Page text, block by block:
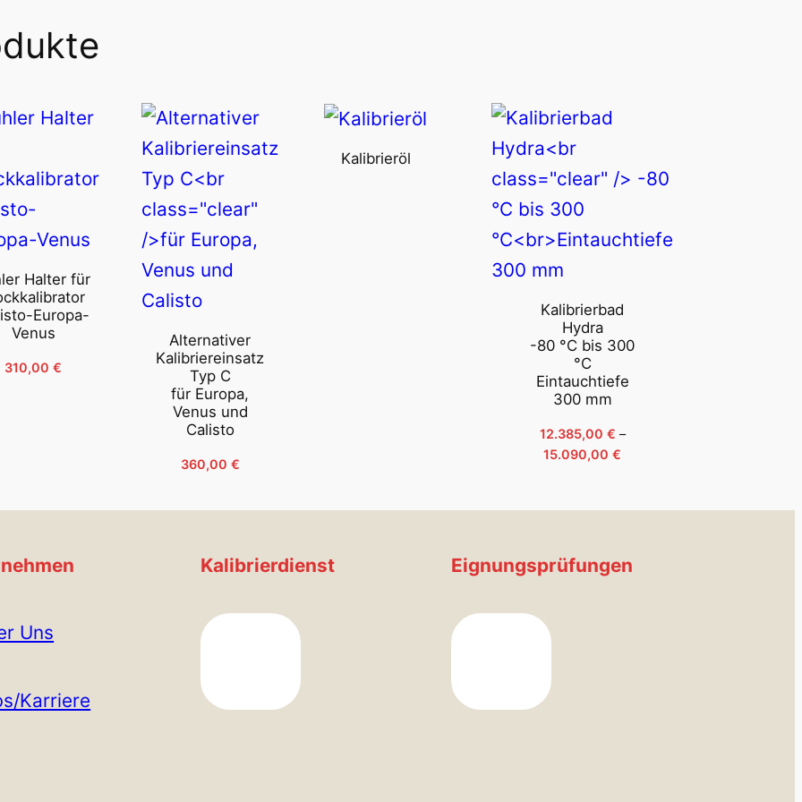
können
auf
der
Produktseite
gewählt
werden
Halter für
Europa-
Venus
310,00€
Alternativer
Kalibriereinsatz
Typ C
für Europa,
Venus und
Calisto
360,00 €
Kalibrieröl
Kalibrierbad
Hydra
-80 °C bis 300
°C
Eintauchtiefe
300 mm
12.385,00 € –
15.090,00 €Preisspanne:
15.090,00 €
Uns
Karriere
Kalibrierdienst Eignungsprüfungen